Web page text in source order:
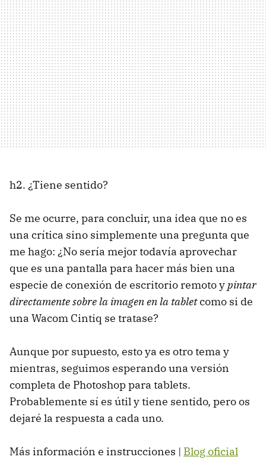
h2. ¿Tiene sentido?
Se me ocurre, para concluir, una idea que no es
una crítica sino simplemente una pregunta que
me hago: ¿No sería mejor todavía aprovechar
que es una pantalla para hacer más bien una
especie de conexión de escritorio remoto ypintar
directamente sobre la imagen en la tabletcomo si de
una Wacom Cintiq se tratase?
Aunque por supuesto, esto ya es otro tema y
mientras, seguimos esperando una versión
completa de Photoshop para tablets.
Probablemente sí es útil y tiene sentido, pero os
dejaré la respuesta a cada uno.
Más información e instrucciones | Blog oficial